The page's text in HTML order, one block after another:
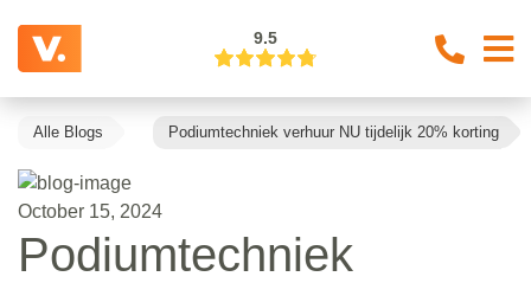
9.5
Alle Blogs Podiumtechniek verhuur NU tijdelijk 20% korting
October 15, 2024
Podiumtechniek